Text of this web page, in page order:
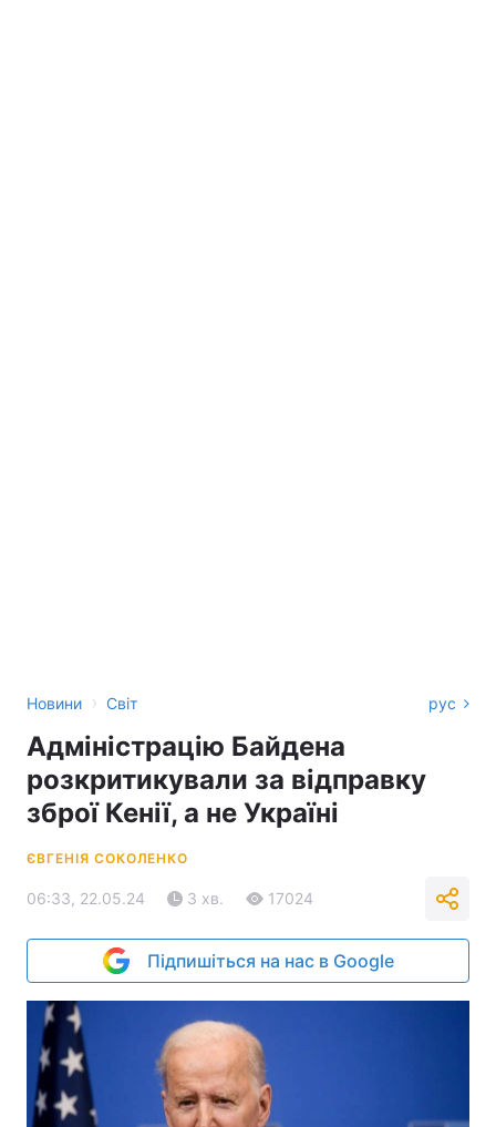
Новини › Світ рус
Адміністрацію Байдена
розкритикували за відправку
зброї Кенії, а не Україні
ЄВГЕНІЯ СОКОЛЕНКО
06:33, 22.05.24 3 хв. 17024
Підпишіться на нас в Google